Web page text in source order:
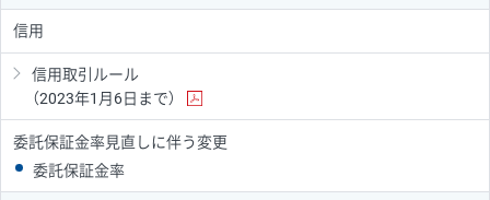
信用
信用取引ルール
（2023年1月6日まで）
委託保証金率見直しに伴う変更
委託保証金率